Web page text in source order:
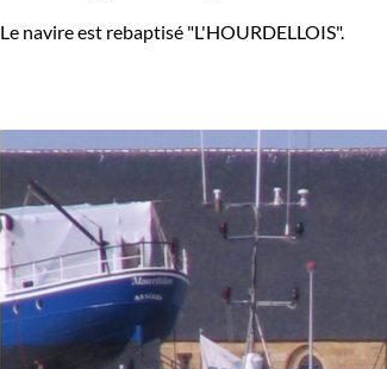
Le navire est rebaptisé "L'HOURDELLOIS".